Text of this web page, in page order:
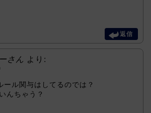
返信
さん より:
ール関与はしてるのでは？
んちゃう？